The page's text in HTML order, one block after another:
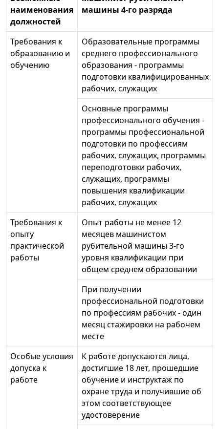
наименования
должностей
машины 4-го разряда
Требования к
образованию и
обучению
Образовательные программы
среднего профессионального
образования - программы
подготовки квалифицированных
рабочих, служащих
Основные программы
профессионального обучения -
программы профессиональной
подготовки по профессиям
рабочих, служащих, программы
переподготовки рабочих,
служащих, программы
повышения квалификации
рабочих, служащих
Требования к
опыту
практической
работы
Опыт работы не менее 12
месяцев машинистом
рубительной машины 3-го
уровня квалификации при
общем среднем образовании
При получении
профессиональной подготовки
по профессиям рабочих - один
месяц стажировки на рабочем
месте
Особые условия
допуска к
работе
К работе допускаются лица,
достигшие 18 лет, прошедшие
обучение и инструктаж по
охране труда и получившие об
этом соответствующее
удостоверение